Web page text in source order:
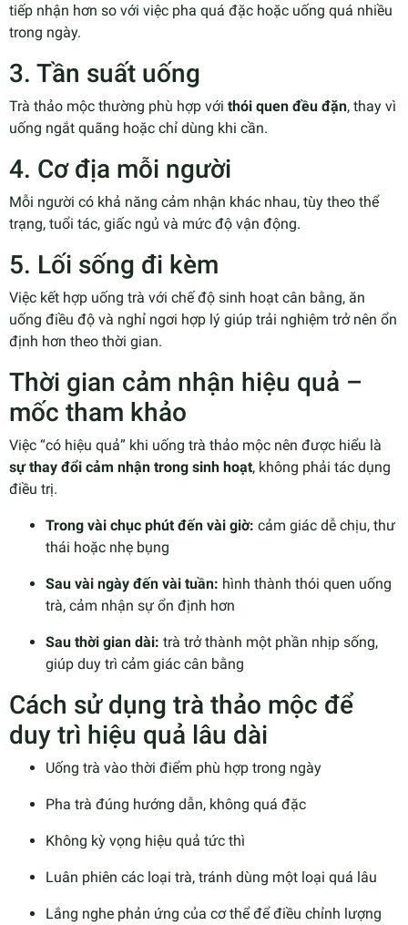
tiếp nhận hơn so với việc pha quá đặc hoặc uống quá nhiều
trong ngày.
3. Tần suất uống
Trà thảo mộc thường phù hợp với thói quen đều đặn, thay vì
uống ngắt quãng hoặc chỉ dùng khi cần.
4. Cơ địa mỗi người
Mỗi người có khả năng cảm nhận khác nhau, tùy theo thể
trạng, tuổi tác, giấc ngủ và mức độ vận động.
5. Lối sống đi kèm
Việc kết hợp uống trà với chế độ sinh hoạt cân bằng, ăn
uống điều độ và nghỉ ngơi hợp lý giúp trải nghiệm trở nên ổn
định hơn theo thời gian.
Thời gian cảm nhận hiệu quả –
mốc tham khảo
Việc “có hiệu quả” khi uống trà thảo mộc nên được hiểu là
sự thay đổi cảm nhận trong sinh hoạt, không phải tác dụng
điều trị.
Trong vài chục phút đến vài giờ: cảm giác dễ chịu, thư
thái hoặc nhẹ bụng
Sau vài ngày đến vài tuần: hình thành thói quen uống
trà, cảm nhận sự ổn định hơn
Sau thời gian dài: trà trở thành một phần nhịp sống,
giúp duy trì cảm giác cân bằng
Cách sử dụng trà thảo mộc để
duy trì hiệu quả lâu dài
Uống trà vào thời điểm phù hợp trong ngày
Pha trà đúng hướng dẫn, không quá đặc
Không kỳ vọng hiệu quả tức thì
Luân phiên các loại trà, tránh dùng một loại quá lâu
Lắng nghe phản ứng của cơ thể để điều chỉnh lượng